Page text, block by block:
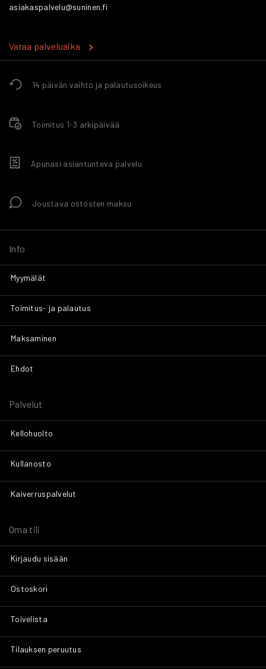
14 päivän vaihto ja palautusoikeus
Toimitus 1-3 arkipäivää
Apunasi asiantunteva palvelu
Joustava ostosten maksu
Info
Myymälät
Toimitus- ja palautus
Maksaminen
Ehdot
Palvelut
Kellohuolto
Kullanosto
Kaiverruspalvelut
Oma tili
Kirjaudu sisään
Ostoskori
Toivelista
Tilauksen peruutus
asiakaspalvelu@suninen.fi
Varaa palveluaika